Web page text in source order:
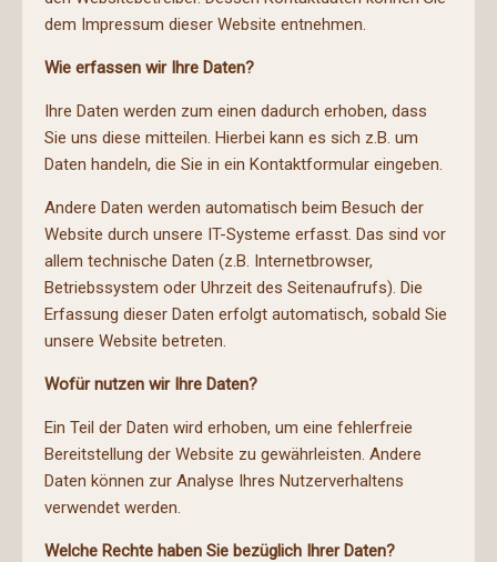
dem Impressum dieser Website entnehmen.
Wie erfassen wir Ihre Daten?
Ihre Daten werden zum einen dadurch erhoben, dass
Sie uns diese mitteilen. Hierbei kann es sich z.B. um
Daten handeln, die Sie in ein Kontaktformular eingeben.
Andere Daten werden automatisch beim Besuch der
Website durch unsere IT-Systeme erfasst. Das sind vor
allem technische Daten (z.B. Internetbrowser,
Betriebssystem oder Uhrzeit des Seitenaufrufs). Die
Erfassung dieser Daten erfolgt automatisch, sobald Sie
unsere Website betreten.
Wofür nutzen wir Ihre Daten?
Ein Teil der Daten wird erhoben, um eine fehlerfreie
Bereitstellung der Website zu gewährleisten. Andere
Daten können zur Analyse Ihres Nutzerverhaltens
verwendet werden.
Welche Rechte haben Sie bezüglich Ihrer Daten?